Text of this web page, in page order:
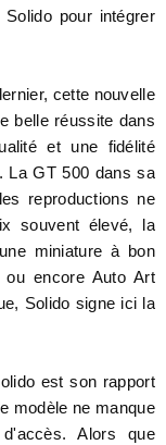
pour intégrer
cette nouvelle
belle réussite dans
et une fidélité
La GT 500 dans sa
reproductions ne
souvent élevé, la
miniature à bon
encore Auto Art
Solido signe ici la
est son rapport
modèle ne manque
Alors que